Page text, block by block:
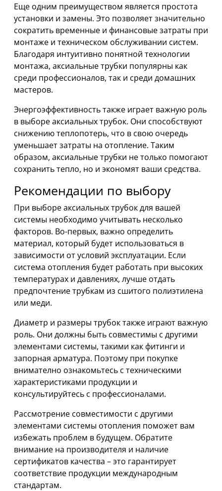
Еще одним преимуществом является простота
установки и замены. Это позволяет значительно
сократить временные и финансовые затраты при
монтаже и техническом обслуживании систем.
Благодаря интуитивно понятной технологии
монтажа, аксиальные трубки популярны как
среди профессионалов, так и среди домашних
мастеров.
Энергоэффективность также играет важную роль
в выборе аксиальных трубок. Они способствуют
снижению теплопотерь, что в свою очередь
уменьшает затраты на отопление. Таким
образом, аксиальные трубки не только помогают
сохранить тепло, но и экономят ваши средства.
Рекомендации по выбору
При выборе аксиальных трубок для вашей
системы необходимо учитывать несколько
факторов. Во-первых, важно определить
материал, который будет использоваться в
зависимости от условий эксплуатации. Если
система отопления будет работать при высоких
температурах и давлениях, лучше отдать
предпочтение трубкам из сшитого полиэтилена
или меди.
Диаметр и размеры трубок также играют важную
роль. Они должны быть совместимы с другими
элементами системы, такими как фитинги и
запорная арматура. Поэтому при покупке
внимателно ознакомьтесь с техническими
характеристиками продукции и
консультируйтесь с профессионалами.
Рассмотрение совместимости с другими
элементами системы отопления поможет вам
избежать проблем в будущем. Обратите
внимание на производителя и наличие
сертификатов качества – это гарантирует
соответствие продукции международным
стандартам.